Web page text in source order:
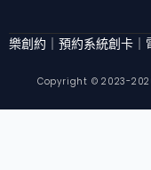
l
n
m
樂創約｜預約系統創卡｜
Copyright © 2023-